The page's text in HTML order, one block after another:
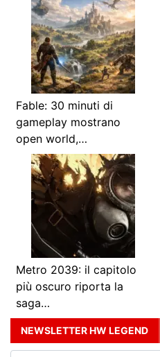
Fable: 30 minuti di
gameplay mostrano
open world,…
Metro 2039: il capitolo
più oscuro riporta la
saga…
NEWSLETTER HW LEGEND